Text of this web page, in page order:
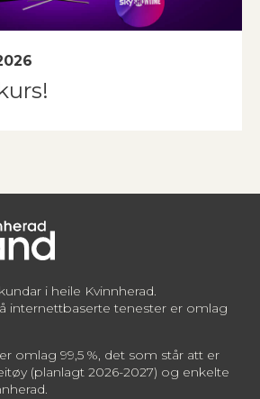
i heile Kvinnherad.
internettbaserte tenester er omlag
omlag 99,5 %, det som står att er
(planlagt 2026-2027) og enkelte